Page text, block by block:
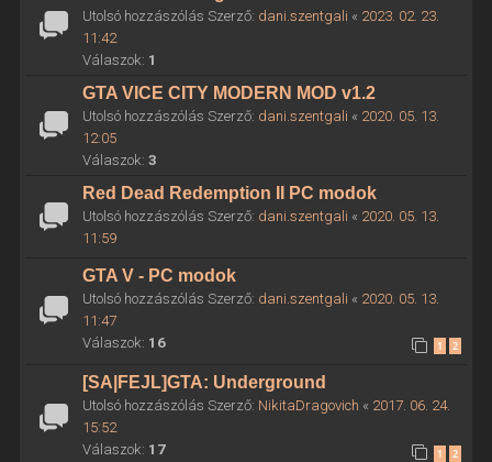
Utolsó hozzászólás Szerző: dani.szentgali « 2023. 02. 23.
11:42
Válaszok: 1
GTA VICE CITY MODERN MOD v1.2
Utolsó hozzászólás Szerző: dani.szentgali « 2020. 05. 13.
12:05
Válaszok: 3
Red Dead Redemption II PC modok
Utolsó hozzászólás Szerző: dani.szentgali « 2020. 05. 13.
11:59
GTA V - PC modok
Utolsó hozzászólás Szerző: dani.szentgali « 2020. 05. 13.
11:47
Válaszok: 16 1 2
[SA|FEJL]GTA: Underground
Utolsó hozzászólás Szerző: NikitaDragovich « 2017. 06. 24.
15:52
Válaszok: 17 1 2